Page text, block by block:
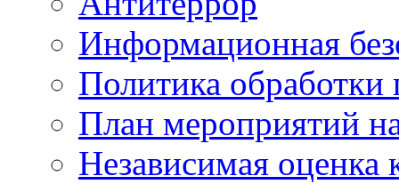
Информационная
Политика
План мероприятий
Независимая оценка